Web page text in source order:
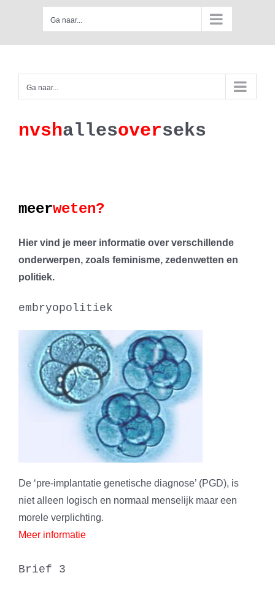
Ga naar...
Ga naar...
nvshallesoverseks
meerweten?
Hier vind je meer informatie over verschillende
onderwerpen, zoals feminisme, zedenwetten en
politiek.
embryopolitiek
De ‘pre-implantatie genetische diagnose’ (PGD), is
niet alleen logisch en normaal menselijk maar een
morele verplichting.
Meer informatie
Brief 3